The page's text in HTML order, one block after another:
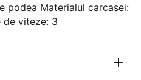
podea Materialul carcasei:
de viteze: 3